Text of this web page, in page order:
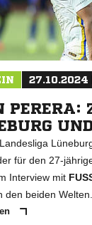
27.10.2024
PERERA:
für den 27-
Interview mit
den beiden Welten.